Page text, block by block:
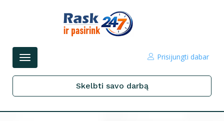
Perjungti
Prisijungti dabar
Skelbti savo darbą